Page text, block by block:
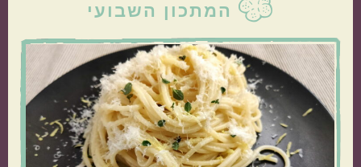
צדדי
ראשי
המתכון השבועי